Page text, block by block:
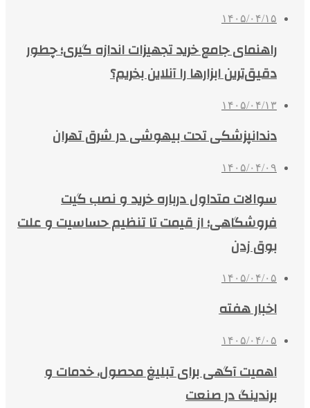
۱۴۰۵/۰۴/۱۵
راهنمای جامع خرید تجهیزات اندازه گیری؛ چطور
دقیق‌ترین ابزارها را آنلاین بخریم؟
۱۴۰۵/۰۴/۱۳
دندانپزشکی تحت بیهوشی در شرق تهران
۱۴۰۵/۰۴/۰۹
سوالات متداول درباره خرید و نصب گیت
فروشگاهی؛ از قیمت تا تنظیم حساسیت و علت
بوق زدن
۱۴۰۵/۰۴/۰۵
اخبار هفته
۱۴۰۵/۰۴/۰۵
اهمیت آگهی برای تبلیغ محصول، خدمات و
برندینگ در صنعت